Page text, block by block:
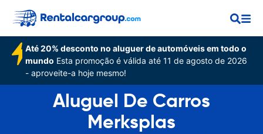
Até 20% desconto no aluguer de automóveis em todo o
mundo Esta promoção é válida até 11 de agosto de 2026
- aproveite-a hoje mesmo!
Aluguel De Carros
Merksplas